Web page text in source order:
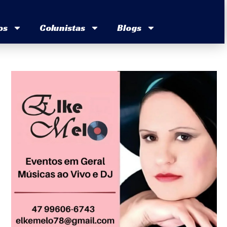
Colunistas Blogs